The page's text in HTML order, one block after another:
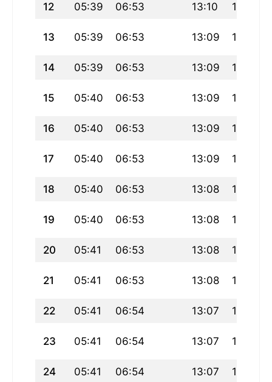
12 05:39 06:53 13:10 16:10
13 05:39 06:53 13:09 16:11
14 05:39 06:53 13:09 16:11
15 05:40 06:53 13:09 16:11
16 05:40 06:53 13:09 16:12
17 05:40 06:53 13:09 16:12
18 05:40 06:53 13:08 16:12
19 05:40 06:53 13:08 16:13
20 05:41 06:53 13:08 16:13
21 05:41 06:53 13:08 16:13
22 05:41 06:54 13:07 16:14
23 05:41 06:54 13:07 16:14
24 05:41 06:54 13:07 16:14